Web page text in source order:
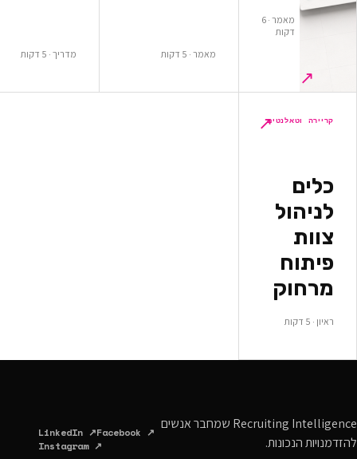
מאמר · 6
↗
Recruiting Intelligence שמחבר אנשים
LinkedIn ↗Facebook ↗